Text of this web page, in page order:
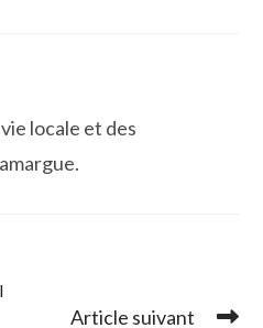
locale et des
Article suivant